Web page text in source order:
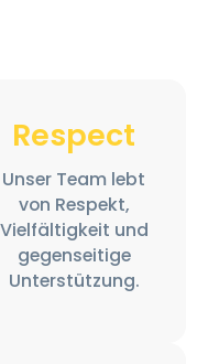
Respect
Unser Team lebt
von Respekt,
Vielfältigkeit und
gegenseitige
Unterstützung.